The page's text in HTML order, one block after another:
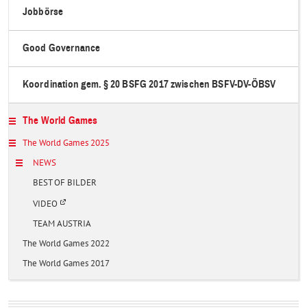
Jobbörse
Good Governance
Koordination gem. § 20 BSFG 2017 zwischen BSFV-DV-ÖBSV
The World Games
The World Games 2025
NEWS
BEST OF BILDER
VIDEO
f
n
t
n
i
TEAM AUSTRIA
The World Games 2022
The World Games 2017